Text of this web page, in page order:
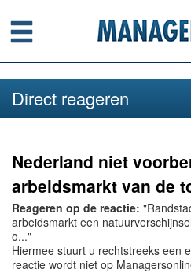
Menu
Direct reageren
Nederland niet
arbeidsmarkt van de
Reageren op de reactie:
arbeidsmarkt een
o..."
Hiermee stuurt u rechtstreeks een
reactie wordt niet op